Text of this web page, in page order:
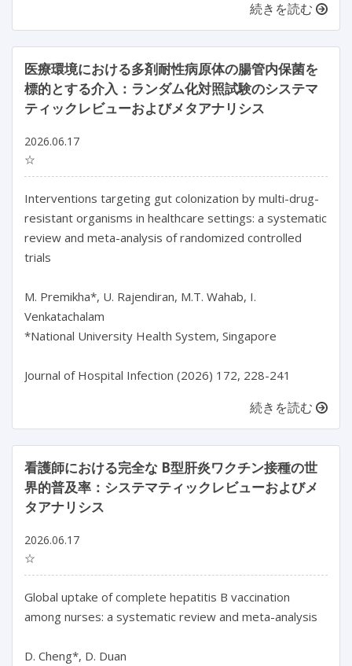
続きを読む
医療環境における多剤耐性病原体の腸管内保菌を
標的とする介入：ランダム化対照試験のシステマ
ティックレビューおよびメタアナリシス
2026.06.17
☆
Interventions targeting gut colonization by multi-drug-
resistant organisms in healthcare settings: a systematic
review and meta-analysis of randomized controlled
trials
M. Premikha*, U. Rajendiran, M.T. Wahab, I.
Venkatachalam
*National University Health System, Singapore
続きを読む
看護師における完全な B型肝炎ワクチン接種の世
界的普及率：システマティックレビューおよびメ
タアナリシス
2026.06.17
☆
Global uptake of complete hepatitis B vaccination
among nurses: a systematic review and meta-analysis
D. Cheng*, D. Duan